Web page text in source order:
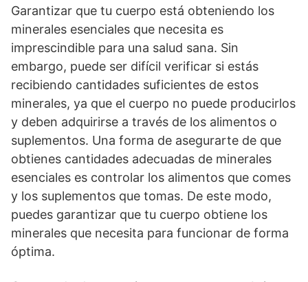
Garantizar que tu cuerpo está obteniendo los
minerales esenciales que necesita es
imprescindible para una salud sana. Sin
embargo, puede ser difícil verificar si estás
recibiendo cantidades suficientes de estos
minerales, ya que el cuerpo no puede producirlos
y deben adquirirse a través de los alimentos o
suplementos. Una forma de asegurarte de que
obtienes cantidades adecuadas de minerales
esenciales es controlar los alimentos que comes
y los suplementos que tomas. De este modo,
puedes garantizar que tu cuerpo obtiene los
minerales que necesita para funcionar de forma
óptima.